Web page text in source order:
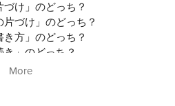
づけ」のどっち？
片づけ」のどっち？
き方」のどっち？
き」のどっち？
実例」はこっち！
More